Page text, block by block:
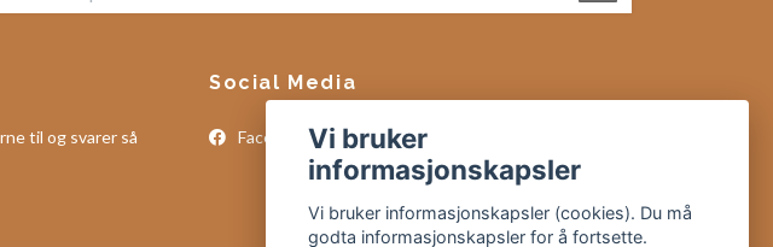
til og svarer så
Social Media
FacebookVi bruker
informasjonskapsler
Vi bruker informasjonskapsler (cookies). Du må
godta informasjonskapsler for å fortsette.